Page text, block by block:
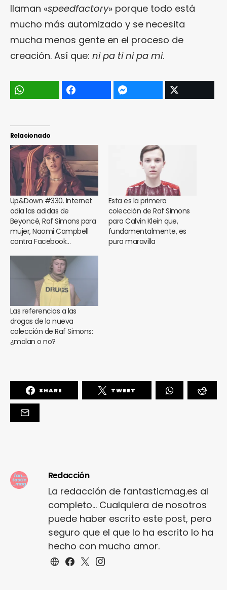
llaman «speedfactory» porque todo está
mucho más automizado y se necesita
mucha menos gente en el proceso de
creación. Así que: ni pa ti ni pa mi.
Relacionado
Up&Down #330. Internet
odia las adidas de
Beyoncé, Raf Simons para
mujer, Naomi Campbell
contra Facebook…
Esta es la primera
colección de Raf Simons
para Calvin Klein que,
fundamentalmente, es
pura maravilla
Las referencias a las
drogas de la nueva
colección de Raf Simons:
¿molan o no?
SHARE TWEET
Redacción
La redacción de fantasticmag.es al
completo... Cualquiera de nosotros
puede haber escrito este post, pero
seguro que el que lo ha escrito lo ha
hecho con mucho amor.